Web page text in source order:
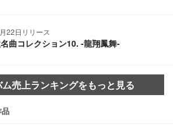
22日リリース
曲コレクション10. -龍翔鳳舞-
売上ランキングをもっと見る